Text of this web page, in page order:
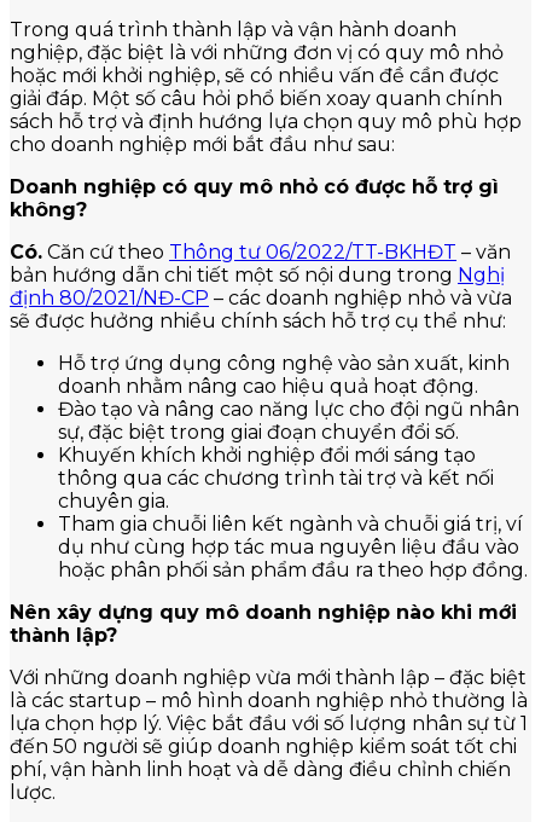
Trong quá trình thành lập và vận hành doanh
nghiệp, đặc biệt là với những đơn vị có quy mô nhỏ
hoặc mới khởi nghiệp, sẽ có nhiều vấn đề cần được
giải đáp. Một số câu hỏi phổ biến xoay quanh chính
sách hỗ trợ và định hướng lựa chọn quy mô phù hợp
cho doanh nghiệp mới bắt đầu như sau:
Doanh nghiệp có quy mô nhỏ có được hỗ trợ gì
không?
Có. Căn cứ theo Thông tư 06/2022/TT-BKHĐT – văn
bản hướng dẫn chi tiết một số nội dung trong Nghị
định 80/2021/NĐ-CP – các doanh nghiệp nhỏ và vừa
sẽ được hưởng nhiều chính sách hỗ trợ cụ thể như:
Hỗ trợ ứng dụng công nghệ vào sản xuất, kinh
doanh nhằm nâng cao hiệu quả hoạt động.
Đào tạo và nâng cao năng lực cho đội ngũ nhân
sự, đặc biệt trong giai đoạn chuyển đổi số.
Khuyến khích khởi nghiệp đổi mới sáng tạo
thông qua các chương trình tài trợ và kết nối
chuyên gia.
Tham gia chuỗi liên kết ngành và chuỗi giá trị, ví
dụ như cùng hợp tác mua nguyên liệu đầu vào
hoặc phân phối sản phẩm đầu ra theo hợp đồng.
Nên xây dựng quy mô doanh nghiệp nào khi mới
thành lập?
Với những doanh nghiệp vừa mới thành lập – đặc biệt
là các startup – mô hình doanh nghiệp nhỏ thường là
lựa chọn hợp lý. Việc bắt đầu với số lượng nhân sự từ 1
đến 50 người sẽ giúp doanh nghiệp kiểm soát tốt chi
phí, vận hành linh hoạt và dễ dàng điều chỉnh chiến
lược.